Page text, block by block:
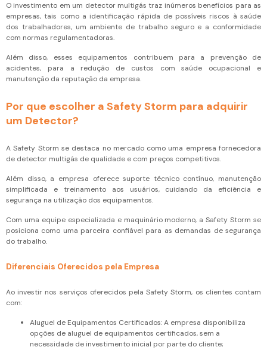
O investimento em um detector multigás traz inúmeros benefícios para as
empresas, tais como a identificação rápida de possíveis riscos à saúde
dos trabalhadores, um ambiente de trabalho seguro e a conformidade
com normas regulamentadoras.
Além disso, esses equipamentos contribuem para a prevenção de
acidentes, para a redução de custos com saúde ocupacional e
manutenção da reputação da empresa.
Por que escolher a Safety Storm para adquirir
um Detector?
A Safety Storm se destaca no mercado como uma empresa fornecedora
de detector multigás de qualidade e com preços competitivos.
Além disso, a empresa oferece suporte técnico contínuo, manutenção
simplificada e treinamento aos usuários, cuidando da eficiência e
segurança na utilização dos equipamentos.
Com uma equipe especializada e maquinário moderno, a Safety Storm se
posiciona como uma parceira confiável para as demandas de segurança
do trabalho.
Diferenciais Oferecidos pela Empresa
Ao investir nos serviços oferecidos pela Safety Storm, os clientes contam
com:
Aluguel de Equipamentos Certificados: A empresa disponibiliza
opções de aluguel de equipamentos certificados, sem a
necessidade de investimento inicial por parte do cliente;